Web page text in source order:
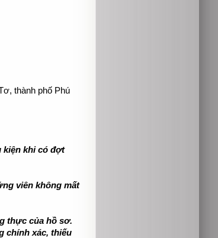
thành phố Phú
kiện khi có đợt
viên không mất
thực của hồ sơ.
chính xác, thiếu